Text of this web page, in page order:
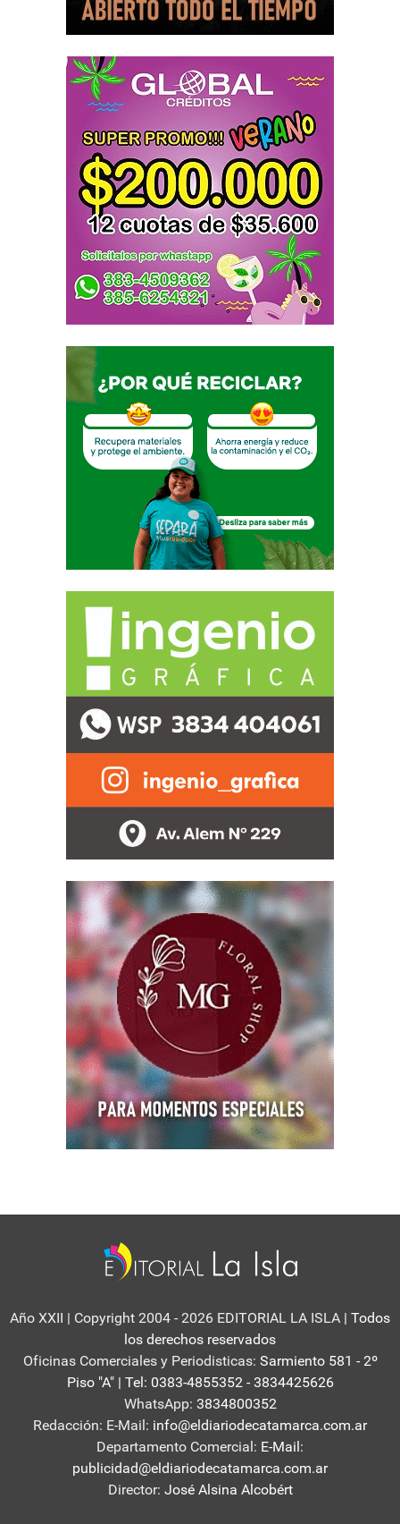
Año XXII | Copyright 2004 - 2026 EDITORIAL LA ISLA | Todos
los derechos reservados
Oficinas Comerciales y Periodisticas: Sarmiento 581 - 2º
Piso "A" | Tel: 0383-4855352 - 3834425626
WhatsApp: 3834800352
Redacción: E-Mail: info@eldiariodecatamarca.com.ar
Departamento Comercial: E-Mail:
publicidad@eldiariodecatamarca.com.ar
Director: José Alsina Alcobért